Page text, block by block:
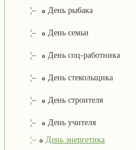
¦– День рыбака
¦– День семьи
¦– День соц-работника
¦– День стекольщика
¦– День строителя
¦–
День учителя
¦–
День энергетика